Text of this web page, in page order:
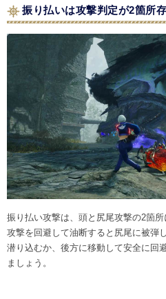
振り払いは攻撃判定が2箇所
振り払い攻撃は、頭と尻尾攻撃の2箇
攻撃を回避して油断すると尻尾に被弾
潜り込むか、後方に移動して安全に回
ましょう。